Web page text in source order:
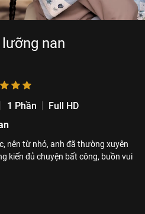
nan
1 Phần
Full HD
nên từ nhỏ, anh đã thường xuyên
kiến đủ chuyện bất công, buồn vui